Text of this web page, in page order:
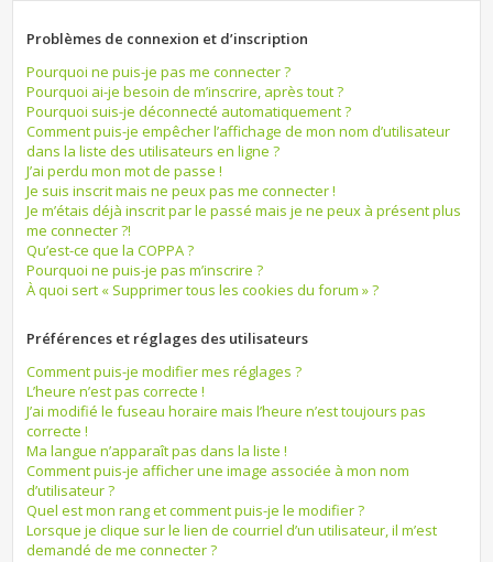
Problèmes de connexion et d’inscription
Pourquoi ne puis-je pas me connecter ?
Pourquoi ai-je besoin de m’inscrire, après tout ?
Pourquoi suis-je déconnecté automatiquement ?
Comment puis-je empêcher l’affichage de mon nom d’utilisateur
dans la liste des utilisateurs en ligne ?
J’ai perdu mon mot de passe !
Je suis inscrit mais ne peux pas me connecter !
Je m’étais déjà inscrit par le passé mais je ne peux à présent plus
me connecter ?!
Qu’est-ce que la COPPA ?
Pourquoi ne puis-je pas m’inscrire ?
À quoi sert « Supprimer tous les cookies du forum » ?
Préférences et réglages des utilisateurs
Comment puis-je modifier mes réglages ?
L’heure n’est pas correcte !
J’ai modifié le fuseau horaire mais l’heure n’est toujours pas
correcte !
Ma langue n’apparaît pas dans la liste !
Comment puis-je afficher une image associée à mon nom
d’utilisateur ?
Quel est mon rang et comment puis-je le modifier ?
Lorsque je clique sur le lien de courriel d’un utilisateur, il m’est
demandé de me connecter ?